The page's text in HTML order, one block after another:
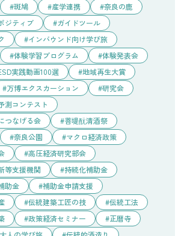
斑鳩 産学連携
奈良の鹿
ジティブ
ガイドツール
インバウンド向け学び旅
体験学習プログラム
体験発表会
実践動画100選
地域再生大賞
万博エクスカーション
研究会
測コンテスト
つなげる会
菩堤酛清酒祭
奈良公園
マクロ経済政策
高圧経済研究部会
等支援機関
持続化補助金
助金
補助金申請支援
伝統建築工匠の技
伝統工法
政策経済セミナー
正暦寺